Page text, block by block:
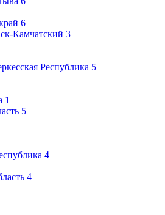
6
Камчатский 3
Республика 5
1
5
4
4